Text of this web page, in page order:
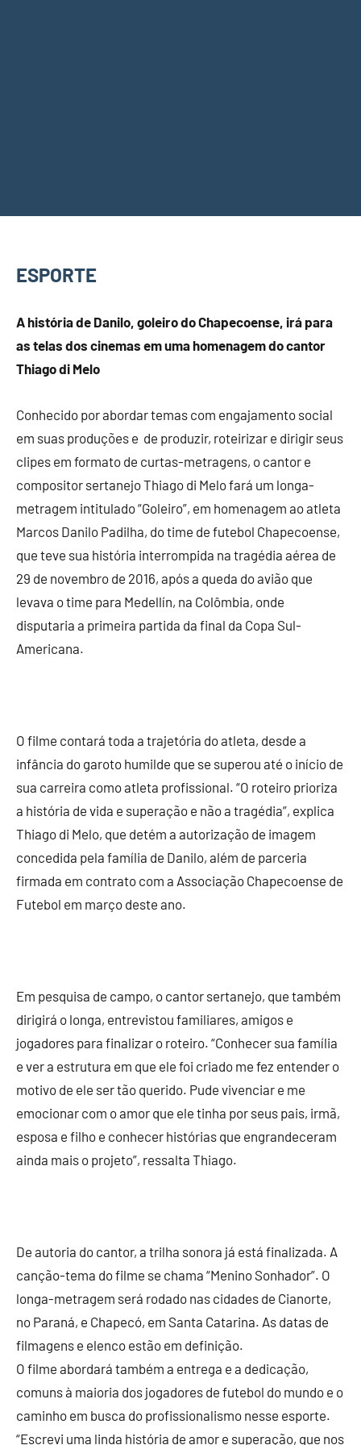
ESPORTE
A história de Danilo, goleiro do Chapecoense, irá para
as telas dos cinemas em uma homenagem do cantor
Thiago di Melo
Conhecido por abordar temas com engajamento social
em suas produções e de produzir, roteirizar e dirigir seus
clipes em formato de curtas-metragens, o cantor e
compositor sertanejo Thiago di Melo fará um longa-
metragem intitulado “Goleiro”, em homenagem ao atleta
Marcos Danilo Padilha, do time de futebol Chapecoense,
que teve sua história interrompida na tragédia aérea de
29 de novembro de 2016, após a queda do avião que
levava o time para Medellín, na Colômbia, onde
disputaria a primeira partida da final da Copa Sul-
Americana.
O filme contará toda a trajetória do atleta, desde a
infância do garoto humilde que se superou até o início de
sua carreira como atleta profissional. “O roteiro prioriza
a história de vida e superação e não a tragédia”, explica
Thiago di Melo, que detém a autorização de imagem
concedida pela família de Danilo, além de parceria
firmada em contrato com a Associação Chapecoense de
Futebol em março deste ano.
Em pesquisa de campo, o cantor sertanejo, que também
dirigirá o longa, entrevistou familiares, amigos e
jogadores para finalizar o roteiro. “Conhecer sua família
e ver a estrutura em que ele foi criado me fez entender o
motivo de ele ser tão querido. Pude vivenciar e me
emocionar com o amor que ele tinha por seus pais, irmã,
esposa e filho e conhecer histórias que engrandeceram
ainda mais o projeto”, ressalta Thiago.
De autoria do cantor, a trilha sonora já está finalizada. A
canção-tema do filme se chama “Menino Sonhador”. O
longa-metragem será rodado nas cidades de Cianorte,
no Paraná, e Chapecó, em Santa Catarina. As datas de
filmagens e elenco estão em definição.
O filme abordará também a entrega e a dedicação,
comuns à maioria dos jogadores de futebol do mundo e o
caminho em busca do profissionalismo nesse esporte.
“Escrevi uma linda história de amor e superação, que nos